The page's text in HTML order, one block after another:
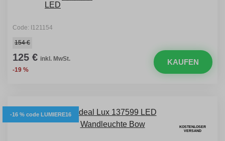
Code: I121154
154 €
125 € inkl. MwSt.
-19 %
KAUFEN
-16 % code LUMIERE16
KOSTENLOSER
VERSAND